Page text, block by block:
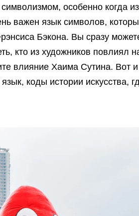
символизмом, особенно когда
важен язык символов,
Бэкона. Вы сразу
кто из художников повлиял
влияние Хаима Сутина. Вот
коды истории искусства,